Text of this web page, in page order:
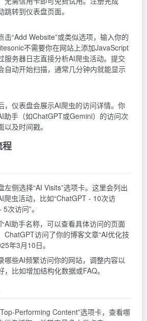
跳转到仪表盘页面。
击“Add Website”或类似选项，输入你的
不需要你在网站上添加JavaScript
服务器日志直接分析AI爬虫活动。提交
自动开始扫描，通常几分钟内就能显示
，仪表盘会展示AI爬虫的访问详情。你
助手（如ChatGPT或Gemini）的访问次
及时间戳。
程
左侧选择“AI Visits”选项卡。这里会列出
爬虫活动，比如“ChatGPT - 10次访
次访问”。
AI助手名称，可以查看具体访问的页面
ChatGPT访问了你的博客文章“AI优化技
年3月10日。
哪些AI频繁访问你的网站，调整内容以
，比如增加结构化数据或FAQ。
Performing Content”选项卡，查看哪